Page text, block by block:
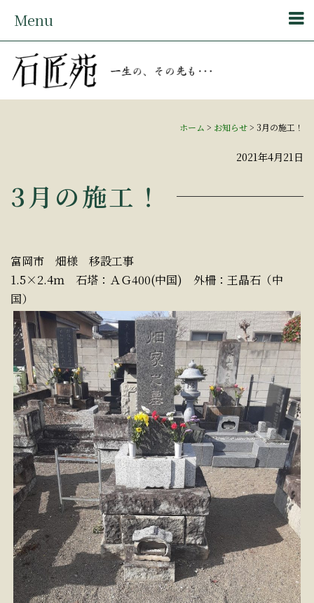
Menu
ホーム > お知らせ> 3月の施工！
2021年4月21日
3月の施工！
富岡市 畑様 移設工事
1.5×2.4ｍ 石塔：ＡＧ400(中国) 外柵：王晶石（中
国）